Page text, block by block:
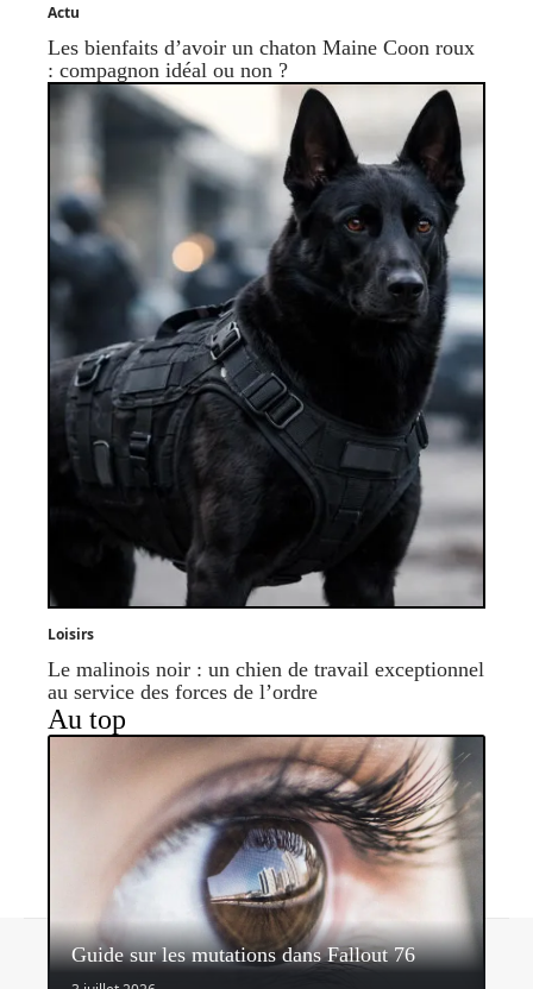
Actu
Les bienfaits d’avoir un chaton Maine Coon roux
: compagnon idéal ou non ?
Loisirs
Le malinois noir : un chien de travail exceptionnel
au service des forces de l’ordre
Au top
Guide sur les mutations dans Fallout 76
Contact Mentions légales Sitemap